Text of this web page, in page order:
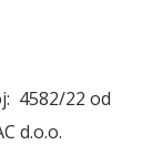
4582/22 od
d.o.o.